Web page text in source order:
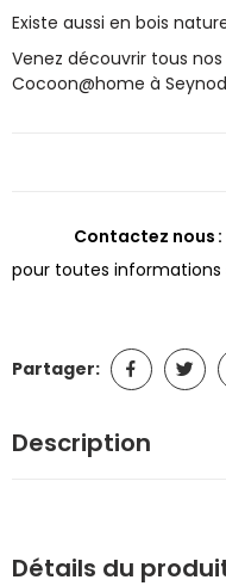
Existe aussi en bois
Venez découvrir tous
Cocoon@home à
Contactez nous
pour toutes informations
Partager:
Description
Détails du